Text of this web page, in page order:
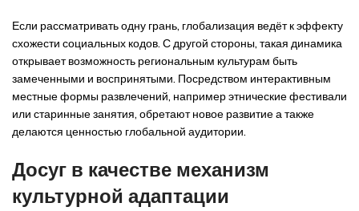
Если рассматривать одну грань, глобализация ведёт к эффекту
схожести социальных кодов. С другой стороны, такая динамика
открывает возможность региональным культурам быть
замеченными и воспринятыми. Посредством интерактивным
местные формы развлечений, например этнические фестивали
или старинные занятия, обретают новое развитие а также
делаются ценностью глобальной аудитории.
Досуг в качестве механизм
культурной адаптации